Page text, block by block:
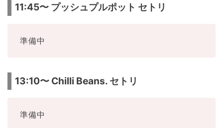
11:45〜 プッシュプルポット セトリ
準備中
13:10〜 Chilli Beans. セトリ
準備中